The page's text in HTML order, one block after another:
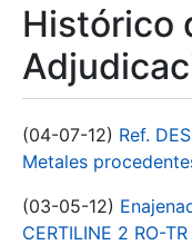
Histórico
(04-07-12) Ref.
Metales
(03-05-12)
CERTILINE 2 RO-TR